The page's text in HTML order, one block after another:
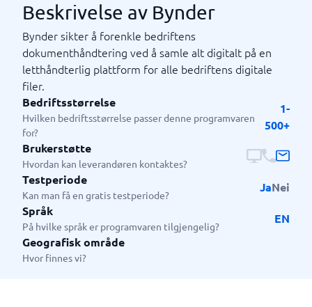
Beskrivelse av Bynder
Bynder sikter å forenkle bedriftens
dokumenthåndtering ved å samle alt digitalt på en
letthåndterlig plattform for alle bedriftens digitale
filer.
Bedriftsstørrelse
Hvilken bedriftsstørrelse passer denne programvaren
for?
1-
500+
Brukerstøtte
Hvordan kan leverandøren kontaktes?
Testperiode
Kan man få en gratis testperiode?
JaNei
Språk
På hvilke språk er programvaren tilgjengelig?
EN
Geografisk område
Hvor finnes vi?